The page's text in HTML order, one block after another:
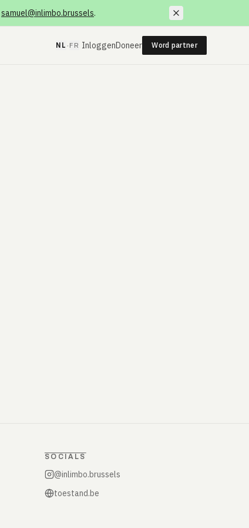
samuel@inlimbo.brussels.
NL · FR InloggenDoneer Word partner
SOCIALS
@inlimbo.brussels
toestand.be